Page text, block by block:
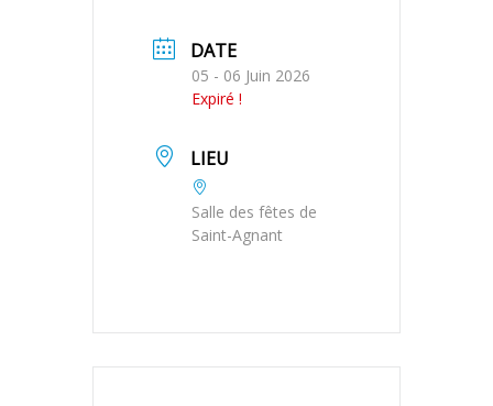
DATE
05 - 06 Juin 2026
Expiré !
LIEU
Salle des fêtes de
Saint-Agnant